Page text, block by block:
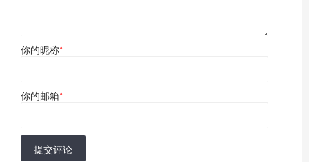
你的昵称*
你的邮箱*
提交评论